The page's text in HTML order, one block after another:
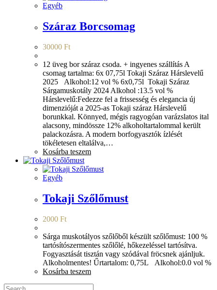
Egyéb
Száraz Borcsomag
30000 Ft
12 üveg bor száraz csoda. + ingyenes szállítás A
csomag tartalma: 6x 07,75l Tokaji Száraz Hárslevelű
2025 Alkohol:12 vol % 6x0,75l Tokaji Száraz
Sárgamuskotály 2024 Alkohol :13.5 vol %
Hárslevelű:Fedezze fel a frissesség és elegancia új
dimenzióját a 2025-as Tokaji száraz Hárslevelű
borunkkal. Könnyed, mégis ragyogóan varázslatos ital
alacsony, mindössze 12% alkoholtartalommal került
palackozásra. A modern borfogyasztók ízlését
tökéletesen eltalálva,…
Kosárba teszem
Egyéb
Tokaji Szőlőmust
2000 Ft
Sárga muskotályos szőlőből készült szőlőmust: 100 %
tartósítószermentes szőlőlé, hőkezeléssel tartósítva.
Fogyasztását tisztán vagy szódával fröcsnek ajánljuk.
Alkoholmentes! Űrtartalom: 0,75L Alkohol:0.0 vol %
Kosárba teszem
Search